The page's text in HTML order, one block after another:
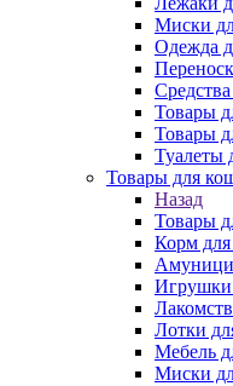
Миски
Одежда
Товары
Товары
Туалеты
Товары для
Назад
Товары
Корм
Игрушки
Лотки
Мебель
Миски